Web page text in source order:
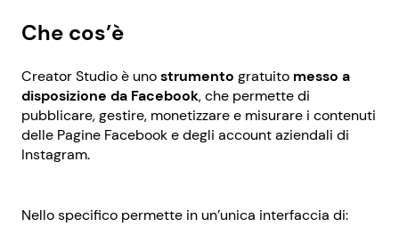
Che cos’è
Creator Studio è unostrumento gratuito messo a
disposizione da Facebook, che permette di
pubblicare, gestire, monetizzare e misurare i contenuti
delle Pagine Facebook e degli account aziendali di
Instagram.
Nello specifico permette in un’unica interfaccia di: